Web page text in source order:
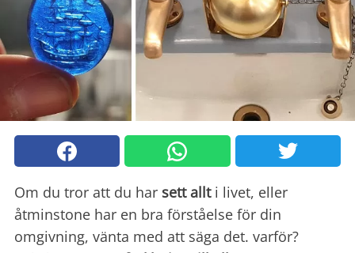
Om du tror att du har sett allti livet, eller
åtminstone har en bra förståelse för din
omgivning, vänta med att säga det. varför?